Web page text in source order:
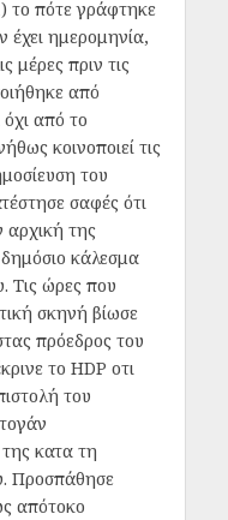
το πότε γράφτηκε
έχει ημερομηνία,
μέρες πριν τις
από
από το
κοινοποιεί τις
του
σαφές ότι
της
κάλεσμα
Τις ώρες που
σκηνή βίωσε
πρόεδρος του
το HDP οτι
του
κατα τη
Προσπάθησε
απότοκο